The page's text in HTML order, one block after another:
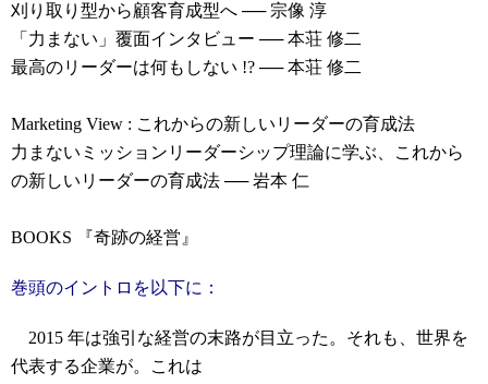
刈り取り型から顧客育成型へ ── 宗像 淳
「力まない」覆面インタビュー ── 本荘 修二
最高のリーダーは何もしない !? ── 本荘 修二
Marketing View : これからの新しいリーダーの育成法
力まないミッションリーダーシップ理論に学ぶ、これから
の新しいリーダーの育成法 ── 岩本 仁
BOOKS 『奇跡の経営』
巻頭のイントロを以下に：
2015 年は強引な経営の末路が目立った。それも、世界を
代表する企業が。これは